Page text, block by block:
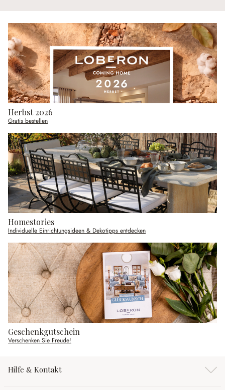
Herbst 2026
Gratis bestellen
Homestories
Individuelle Einrichtungsideen & Dekotipps entdecken
Geschenkgutschein
Verschenken Sie Freude!
Hilfe & Kontakt